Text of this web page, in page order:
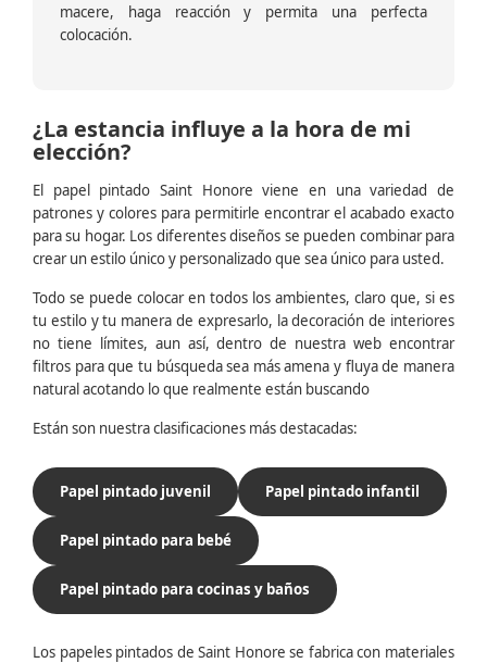
macere, haga reacción y permita una perfecta
colocación.
¿La estancia influye a la hora de mi
elección?
El papel pintado Saint Honore viene en una variedad de
patrones y colores para permitirle encontrar el acabado exacto
para su hogar. Los diferentes diseños se pueden combinar para
crear un estilo único y personalizado que sea único para usted.
Todo se puede colocar en todos los ambientes, claro que, si es
tu estilo y tu manera de expresarlo, la decoración de interiores
no tiene límites, aun así, dentro de nuestra web encontrar
filtros para que tu búsqueda sea más amena y fluya de manera
natural acotando lo que realmente están buscando
Están son nuestra clasificaciones más destacadas:
Papel pintado juvenil Papel pintado infantil
Papel pintado para bebé
Papel pintado para cocinas y baños
Los papeles pintados de Saint Honore se fabrica con materiales